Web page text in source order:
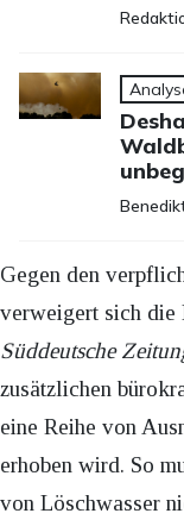
Gegen den
verweigert sich die
Süddeutsche
zusätzlichen
eine Reihe von
erhoben wird. So
von Löschwasser